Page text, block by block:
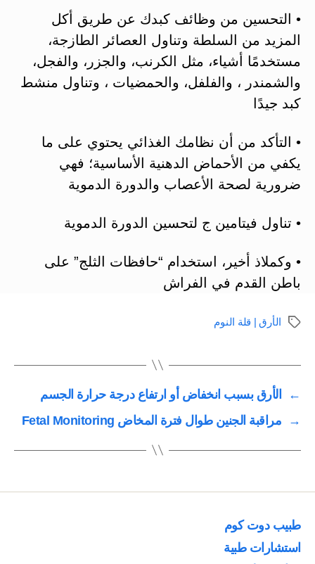
• التحسين من وظائف كبدك عن طريق أكل
المزيد من السلطة وتناول العصائر الطازجة،
مستخدمًا أشياء، مثل الكرنب، والجزر، والفجل،
والشمندر ، والفلفل، والحمضيات ، وتناول منشط
كبد جيدًا
• التأكد من أن نظامك الغذائي يحتوي على ما
يكفي من الأحماض الدهنية الأساسية؛ فهي
ضرورية لصحة الأعصاب والدورة الدموية
• تناول فيتامين ج لتحسين الدورة الدموية
• وكملاذ أخير، استخدام “حافظات الثلج” على
باطن القدم في الفراش
الوسومالأرق | قلة النوم
←
الأرق بسبب انخفاض أو ارتفاع درجة حرارة الجسم
→
مراقبة الجنين طوال فترة المخاض Fetal Monitoring
طبيب دوت كوم
استشارات طبية